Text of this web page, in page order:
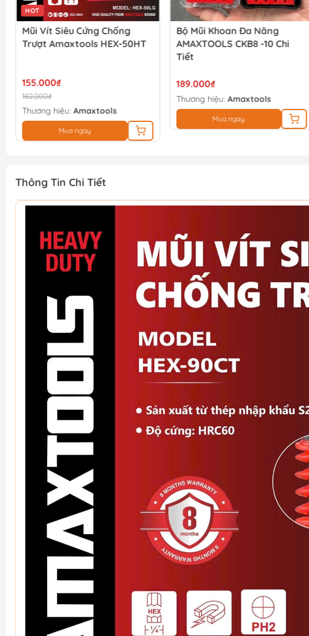
HOT
Mũi Vít Siêu Cứng Chống
Trượt Amaxtools HEX-50HT
155.000₫
182.000₫
Thương hiệu:Amaxtools
Mua ngay
Bộ Mũi Khoan Đa Năng
AMAXTOOLS CKB8 -10 Chi
Tiết
189.000₫
Thương hiệu:Amaxtools
Mua ngay
Thông Tin Chi Tiết